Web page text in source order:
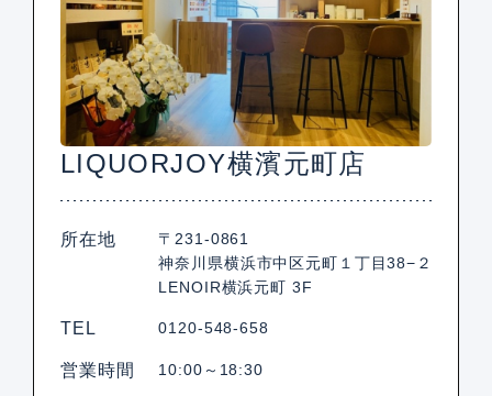
LIQUORJOY横濱元町店
所在地
〒231-0861
神奈川県横浜市中区元町１丁目38−２
LENOIR横浜元町 3F
TEL 0120-548-658
営業時間 10:00～18:30